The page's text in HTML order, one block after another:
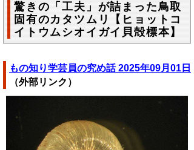
驚きの「工夫」が詰まった鳥取
固有のカタツムリ【ヒョットコ
イトウムシオイガイ貝殻標本】
もの知り学芸員の究め話2025年09月01日
（外部リンク）